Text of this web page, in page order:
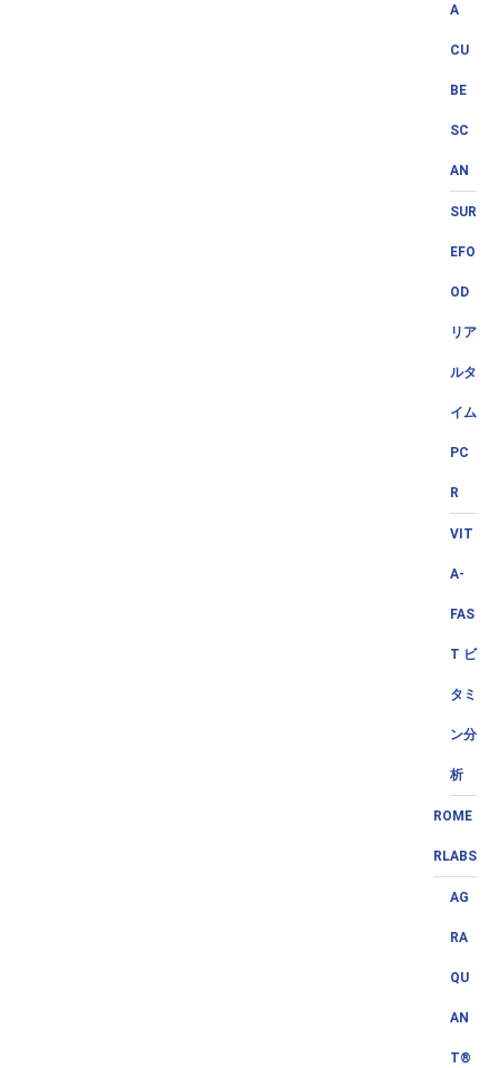
A
CU
BE
SC
AN
SUR
EFO
OD
リア
ルタ
イム
PC
R
VIT
A-
FAS
T ビ
タミ
ン分
析
ROME
RLABS
AG
RA
QU
AN
T®